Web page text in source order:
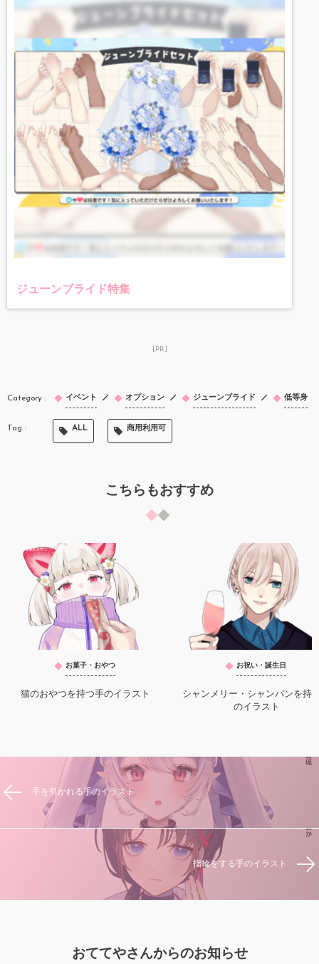
ジューンブライド特集
[PR]
イベント オプション ジューンブライド 低等身
ALL 商用利用可
こちらもおすすめ
お菓子・おやつ
猫のおやつを持つ手のイラスト
お祝い・誕生日
シャンメリー・シャンパンを持
のイラスト
手を引かれる手のイラスト
指輪をする手のイラスト
おててやさんからのお知らせ